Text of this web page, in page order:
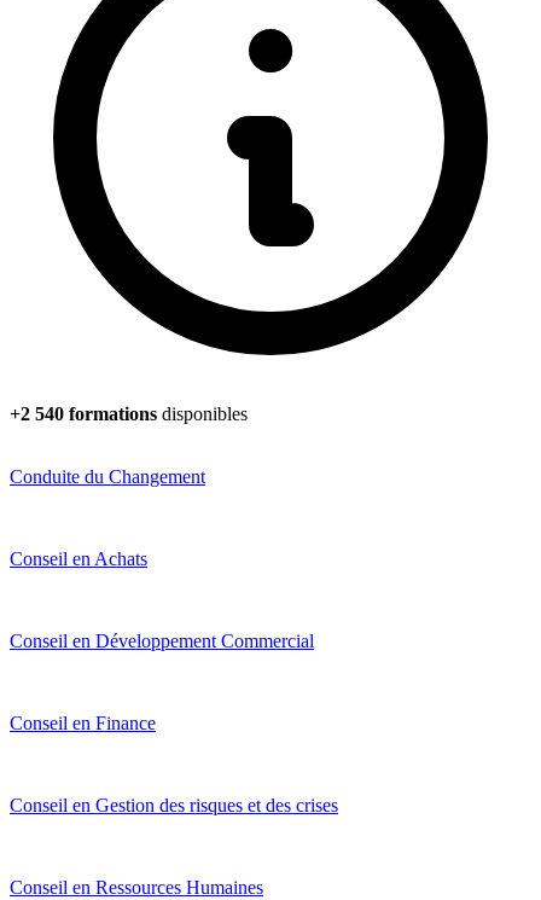
+2 540 formations disponibles
Conduite du Changement
Conseil en Achats
Conseil en Développement Commercial
Conseil en Finance
Conseil en Gestion des risques et des crises
Conseil en Ressources Humaines